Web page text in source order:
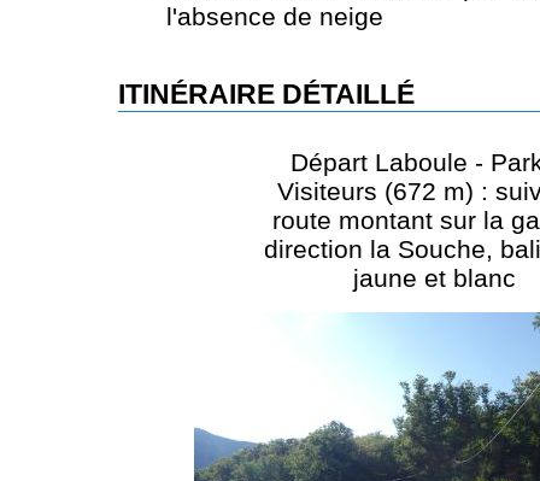
l'absence de neige
ITINÉRAIRE DÉTAILLÉ
Départ Laboule -
Visiteurs (672 m) :
route montant sur la
direction la Souche,
jaune et blanc